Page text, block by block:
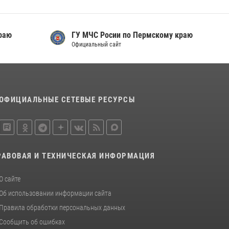
Кузьменков поздравил специалистов
ветеринарно-санитарной службы с
годовщиной образования
13 июля 2026, 10:43
участие в ярмарке вакансий
ГУ МЧС Росии по Пермскому краю
Официальный сайт
СЕТЕВЫЕ РЕСУРСЫ
И ТЕХНИЧЕСКАЯ ИНФОРМАЦИЯ
О сайте
Об использовании информации сайта
Правила обработки персональных данных
Сообщить об ошибках